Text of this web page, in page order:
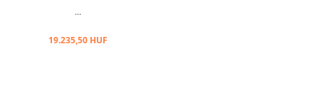
...
19.235,50 HUF